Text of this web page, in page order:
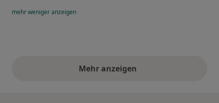
mehrwenigeranzeigen
Mehr anzeigenobige Stellungnahmen